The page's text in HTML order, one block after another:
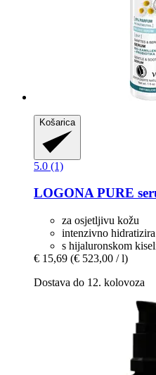
Košarica
5.0 (1)
LOGONAPURE
za osjetljivu kožu
intenzivno hidratizira
s hijaluronskom
€ 15,69 (€ 523,00 / l)
Dostava do 12. kolovoza